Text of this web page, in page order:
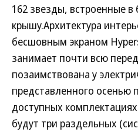
162 звезды, встроенные
крышу.Архитектура
бесшовным экраном
занимает почти всю
позаимствована у
представленного осенью
доступных
будут три раздельных